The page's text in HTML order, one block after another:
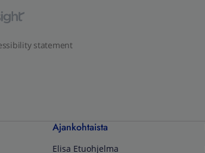
statement
Ajankohtaista
Elisa Etuohjelma